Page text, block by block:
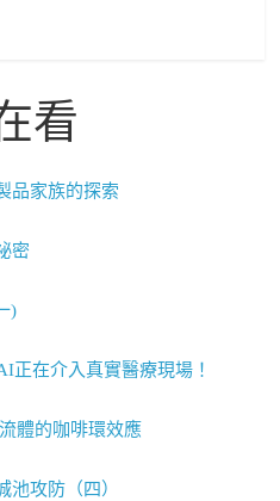
看
品家族的探索
密
)
正在介入真實醫療現場！
體的咖啡環效應
池攻防（四）